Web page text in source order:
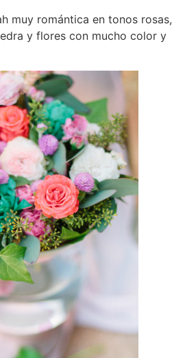
muy romántica en tonos rosas,
y flores con mucho color y